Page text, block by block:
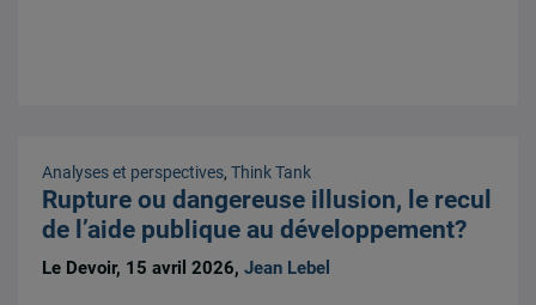
Analyses et perspectives,Think Tank
Rupture ou dangereuse illusion, le recul
de l’aide publique au développement?
Le Devoir, 15 avril 2026,Jean Lebel